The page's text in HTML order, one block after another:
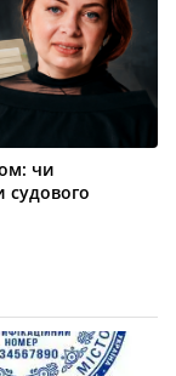
чи
судового